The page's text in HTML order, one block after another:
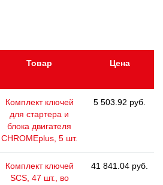
Товар Цена
Комплект ключей
для стартера и
блока двигателя
CHROMEplus, 5 шт.
5 503.92 руб.
Комплект ключей
SCS, 47 шт., во
41 841.04 руб.